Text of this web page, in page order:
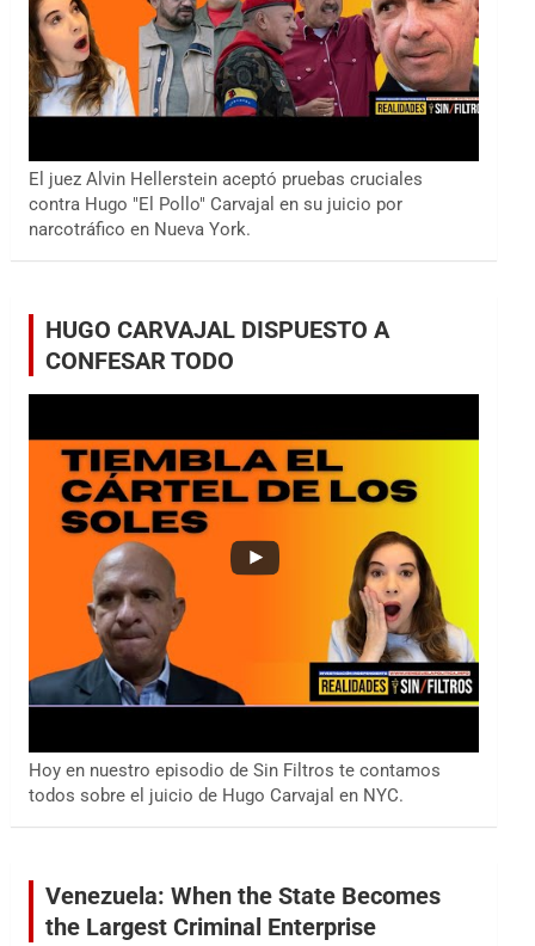
El juez Alvin Hellerstein aceptó pruebas cruciales
contra Hugo "El Pollo" Carvajal en su juicio por
narcotráfico en Nueva York.
HUGO CARVAJAL DISPUESTO A
CONFESAR TODO
Hoy en nuestro episodio de Sin Filtros te contamos
todos sobre el juicio de Hugo Carvajal en NYC.
Venezuela: When the State Becomes
the Largest Criminal Enterprise